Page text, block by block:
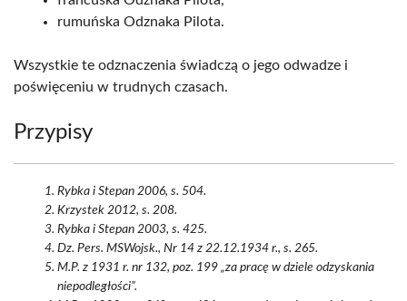
rumuńska Odznaka Pilota.
Wszystkie te odznaczenia świadczą o jego odwadze i
poświęceniu w trudnych czasach.
Przypisy
Rybka i Stepan 2006, s. 504.
Krzystek 2012, s. 208.
Rybka i Stepan 2003, s. 425.
Dz. Pers. MSWojsk., Nr 14 z 22.12.1934 r., s. 265.
M.P. z 1931 r. nr 132, poz. 199 „za pracę w dziele odzyskania
niepodległości”.